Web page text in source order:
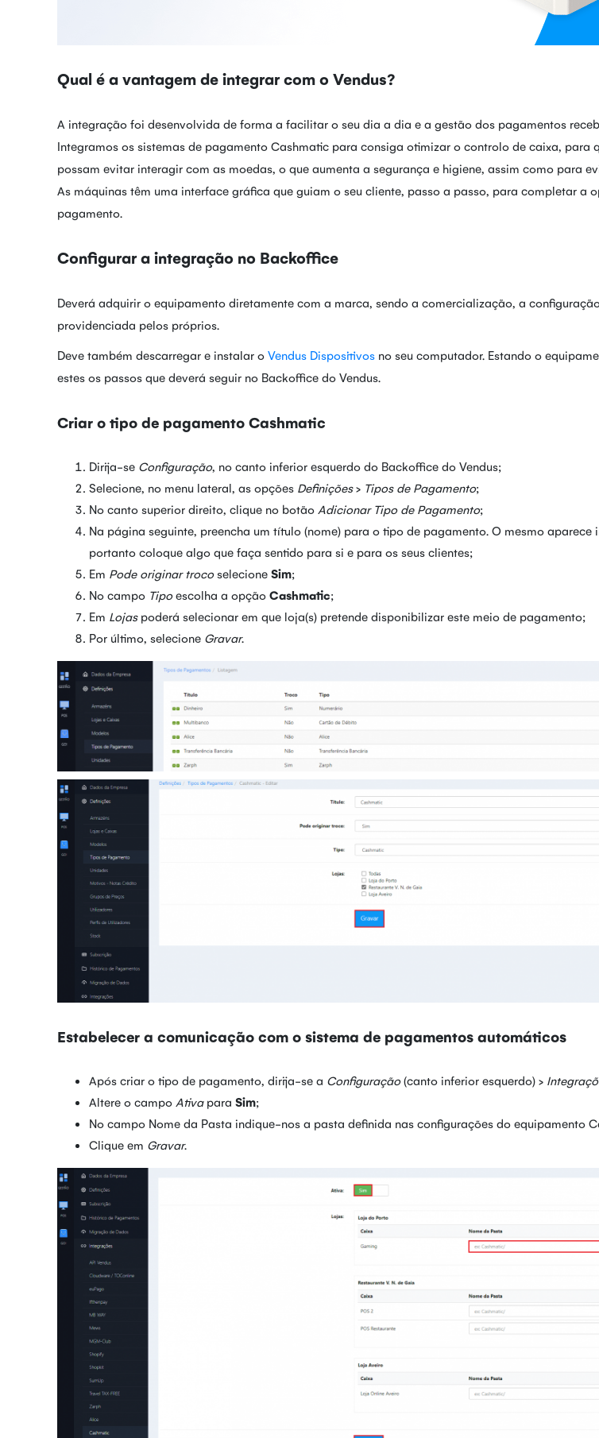
Qual é a vantagem de integrar com o Vendus?
A integração foi desenvolvida de forma a facilitar o seu dia a dia e a gestão dos pagamentos
Integramos os sistemas de pagamento Cashmatic para consiga otimizar o controlo de caixa, para
possam evitar interagir com as moedas, o que aumenta a segurança e higiene, assim como para
As máquinas têm uma interface gráfica que guiam o seu cliente, passo a passo, para completar a
pagamento.
Configurar a integração no Backoffice
Deverá adquirir o equipamento diretamente com a marca, sendo a comercialização, a
providenciada pelos próprios.
Deve também descarregar e instalar o Vendus Dispositivos no seu computador. Estando o
estes os passos que deverá seguir no Backoffice do Vendus.
Criar o tipo de pagamento Cashmatic
Dirija-se Configuração, no canto inferior esquerdo do Backoffice do Vendus;
Selecione, no menu lateral, as opções Definições> Tipos de Pagamento;
No canto superior direito, clique no botão Adicionar Tipo de Pagamento;
Na página seguinte, preencha um título (nome) para o tipo de pagamento. O mesmo aparece
portanto coloque algo que faça sentido para si e para os seus clientes;
Em Pode originar trocoselecione Sim;
No campo Tipoescolha a opção Cashmatic;
Em Lojaspoderá selecionar em que loja(s) pretende disponibilizar este meio de pagamento;
Por último, selecione Gravar.
Estabelecer a comunicação com o sistema de pagamentos automáticos
Após criar o tipo de pagamento, dirija-se a Configuração(canto inferior esquerdo) >
Altere o campo Ativapara Sim;
No campo Nome da Pasta indique-nos a pasta definida nas configurações do equipamento
Clique em Gravar.